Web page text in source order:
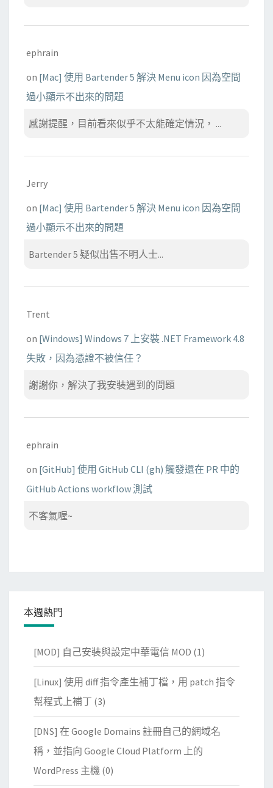
ephrain
on [Mac] 使用 Bartender 5 解決 Menu icon 因為空間
過小顯示不出來的問題
感謝提醒，目前看來似乎不太能確定情況， ...
Jerry
on [Mac] 使用 Bartender 5 解決 Menu icon 因為空間
過小顯示不出來的問題
Bartender 5 疑似出售不明人士...
Trent
on [Windows] Windows 7 上安裝 .NET Framework 4.8
失敗，因為憑證不被信任？
謝謝你，解決了我安裝遇到的問題
ephrain
on [GitHub] 使用 GitHub CLI (gh) 觸發還在 PR 中的
GitHub Actions workflow 測試
不客氣喔~
本週熱門
[MOD] 自己安裝與設定中華電信 MOD (1)
[Linux] 使用 diff 指令產生補丁檔，用 patch 指令
幫程式上補丁 (3)
[DNS] 在 Google Domains 註冊自己的網域名
稱，並指向 Google Cloud Platform 上的
WordPress 主機 (0)